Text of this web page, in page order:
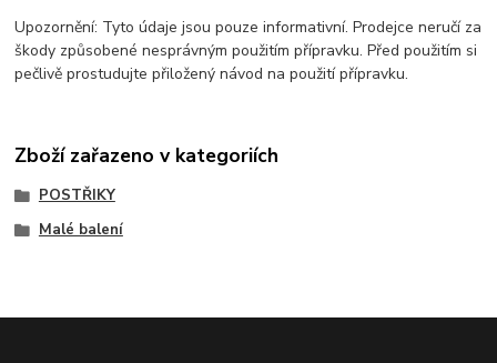
Upozornění: Tyto údaje jsou pouze informativní. Prodejce neručí za
škody způsobené nesprávným použitím přípravku. Před použitím si
pečlivě prostudujte přiložený návod na použití přípravku.
Zboží zařazeno v kategoriích
POSTŘIKY
Malé balení